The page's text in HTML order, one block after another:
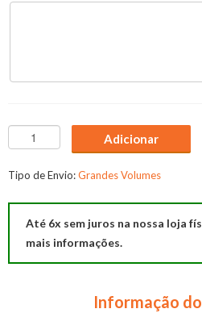
Quantidade
de
Sala
Adicionar
Tipo de Envio:Grandes Volumes
Até 6x sem juros na nossa loja
mais informações.
Informação